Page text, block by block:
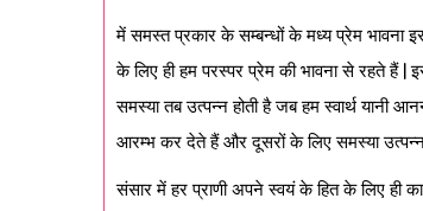
में समस्त प्रकार के सम्बन्धों के मध्य प्रेम भावना
के लिए ही हम परस्पर प्रेम की भावना से रहते हैं |
समस्या तब उत्पन्न होती है जब हम स्वार्थ यानी
आरम्भ कर देते हैं और दूसरों के लिए समस्या
संसार में हर प्राणी अपने स्वयं के हित के लिए ही